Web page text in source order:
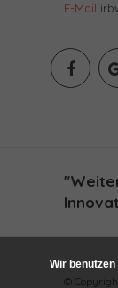
E-Mail
©
Wir